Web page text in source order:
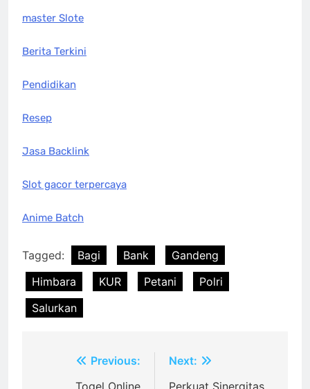
master Slote
Berita Terkini
Pendidikan
Resep
Jasa Backlink
Slot gacor terpercaya
Anime Batch
Tagged: Bagi Bank
Gandeng
Himbara
KUR Petani
Polri
Salurkan
Previous:
Togel Online
Next:
Perkuat Sinergitas